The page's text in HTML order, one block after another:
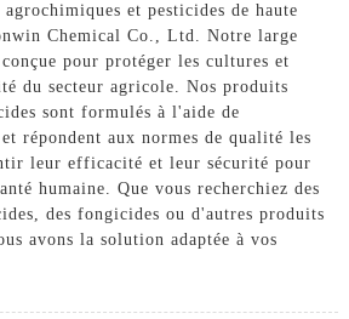
et pesticides de haute
Chemical Co., Ltd. Notre large
pour protéger les cultures et
du secteur agricole. Nos produits
sont formulés à l'aide de
répondent aux normes de qualité les
leur efficacité et leur sécurité pour
humaine. Que vous recherchiez des
des fongicides ou d'autres produits
avons la solution adaptée à vos